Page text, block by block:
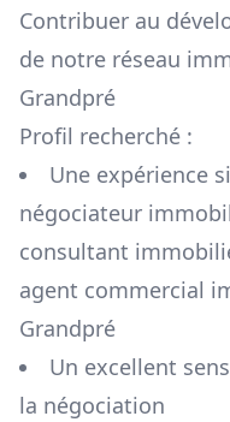
Contribuer au
de notre réseau
Grandpré
Profil recherché :
Une expérience
négociateur
consultant
agent commercial
Grandpré
Un excellent
la négociation